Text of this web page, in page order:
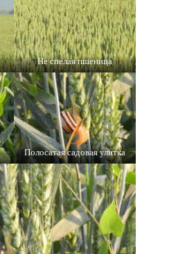
Не спелая пшеница
Полосатая садовая улитка